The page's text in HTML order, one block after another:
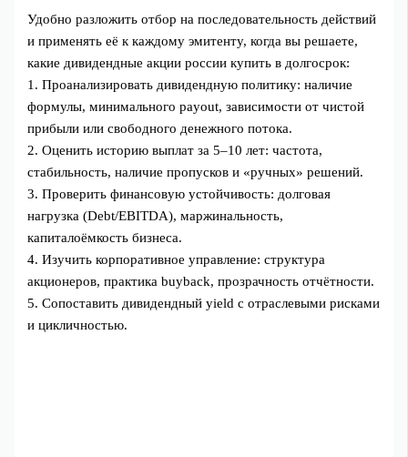
Удобно разложить отбор на последовательность действий
и применять её к каждому эмитенту, когда вы решаете,
какие дивидендные акции россии купить в долгосрок:
1. Проанализировать дивидендную политику: наличие
формулы, минимального payout, зависимости от чистой
прибыли или свободного денежного потока.
2. Оценить историю выплат за 5–10 лет: частота,
стабильность, наличие пропусков и «ручных» решений.
3. Проверить финансовую устойчивость: долговая
нагрузка (Debt/EBITDA), маржинальность,
капиталоёмкость бизнеса.
4. Изучить корпоративное управление: структура
акционеров, практика buyback, прозрачность отчётности.
5. Сопоставить дивидендный yield с отраслевыми рисками
и цикличностью.